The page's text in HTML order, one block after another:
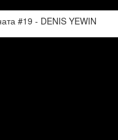
#19 - DENIS YEWIN